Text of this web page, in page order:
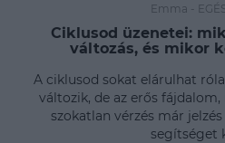
Emma -
Ciklusod üzenetei:
változás, és mikor
A ciklusod sokat elárulhat
változik, de az erős
szokatlan vérzés már
segítséget